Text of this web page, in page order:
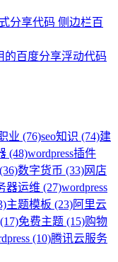
分享代码 侧边栏百
的百度分享浮动代码
业 (76)seo知识 (74)建
(48)wordpress插件
数字货币 (33)网店
器运维 (27)wordpress
主题模板 (23)阿里云
免费主题 (15)购物
(10)腾讯云服务